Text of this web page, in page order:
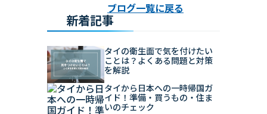
ブログ一覧に戻る
新着記事
タイの衛生面で気を付けたい
ことは？よくある問題と対策
を解説
タイから日本への一時帰国ガ
イド！準備・買うもの・住ま
いのチェック